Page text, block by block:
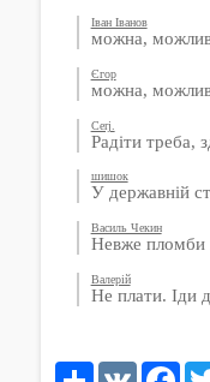
Іван Іванов
можна,
Єгор
можна,
Cerj.
Радіти треба,
шишок
У державній
Василь Чекин
Невже пломби
Валерій
Не плати. Іди
Share VK